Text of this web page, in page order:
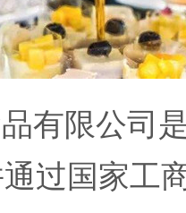
有限公司
过国家工